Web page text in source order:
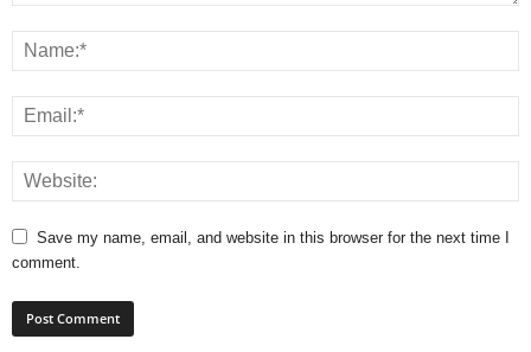
Save my name, email, and website in this browser for the next time I
comment.